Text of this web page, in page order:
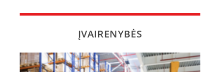
ĮVAIRENYBĖS